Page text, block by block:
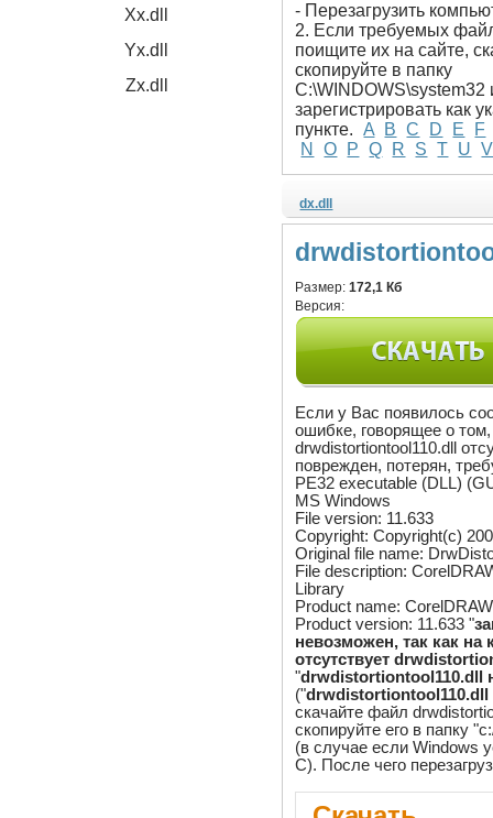
Xx.dll
Yx.dll
Zx.dll
- Перезагрузить
2. Если требуемых
поищите их на сайте,
скопируйте в папку
C:\WINDOWS\system32
зарегистрировать как
пункте.
A B C D E
F
N
O P Q R S T U V
dx.dll
Размер:172,1 Кб
Версия:
Если у Вас появилось
ошибке, говорящее о
drwdistortiontool110.dll
поврежден, потерян,
PE32 executable (DLL)
MS Windows
File version: 11.633
Copyright: Copyright(c)
Original file name:
File description:
Library
Product name:
Product version: 11.633 "
невозможен, так как на
отсутствует
"drwdistortiontool110.dll
("
скачайте файл
скопируйте его в папку
(в случае если Windows
C). После чего